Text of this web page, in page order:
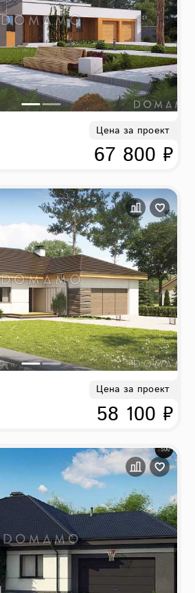
Цена за проект
67 800 ₽
Цена за проект
58 100 ₽